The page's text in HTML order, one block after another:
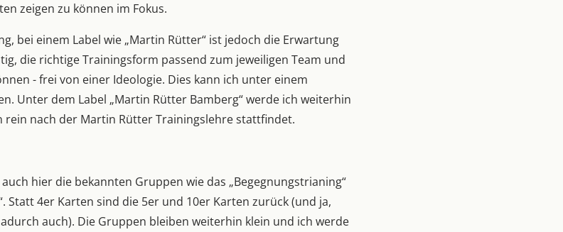
zeigen zu können im Fokus.
bei einem Label wie „Martin Rütter“ ist jedoch die Erwartung
die richtige Trainingsform passend zum jeweiligen Team und
- frei von einer Ideologie. Dies kann ich unter einem
Unter dem Label „Martin Rütter Bamberg“ werde ich weiterhin
rein nach der Martin Rütter Trainingslehre stattfindet.
hier die bekannten Gruppen wie das „Begegnungstrianing“
Statt 4er Karten sind die 5er und 10er Karten zurück (und ja,
auch). Die Gruppen bleiben weiterhin klein und ich werde